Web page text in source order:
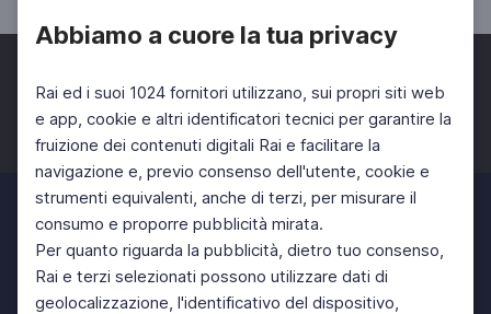
Abbiamo a cuore la tua privacy
Rai ed i suoi 1024 fornitori utilizzano, sui propri siti web
e app, cookie e altri identificatori tecnici per garantire la
fruizione dei contenuti digitali Rai e facilitare la
navigazione e, previo consenso dell'utente, cookie e
strumenti equivalenti, anche di terzi, per misurare il
consumo e proporre pubblicità mirata.
Per quanto riguarda la pubblicità, dietro tuo consenso,
Rai e terzi selezionati possono utilizzare dati di
geolocalizzazione, l'identificativo del dispositivo,
Facebook Twitter Instagram